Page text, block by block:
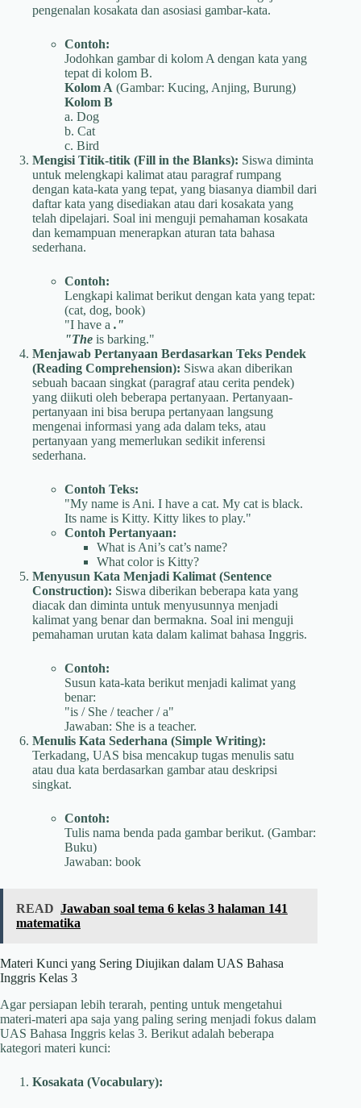
pengenalan kosakata dan asosiasi gambar-kata.
Contoh:
Jodohkan gambar di kolom A dengan kata yang
tepat di kolom B.
Kolom A (Gambar: Kucing, Anjing, Burung)
Kolom B
a. Dog
b. Cat
c. Bird
Mengisi Titik-titik (Fill in the Blanks): Siswa diminta
untuk melengkapi kalimat atau paragraf rumpang
dengan kata-kata yang tepat, yang biasanya diambil dari
daftar kata yang disediakan atau dari kosakata yang
telah dipelajari. Soal ini menguji pemahaman kosakata
dan kemampuan menerapkan aturan tata bahasa
sederhana.
Contoh:
Lengkapi kalimat berikut dengan kata yang tepat:
(cat, dog, book)
"I have a ."
"The is barking."
Menjawab Pertanyaan Berdasarkan Teks Pendek
(Reading Comprehension): Siswa akan diberikan
sebuah bacaan singkat (paragraf atau cerita pendek)
yang diikuti oleh beberapa pertanyaan. Pertanyaan-
pertanyaan ini bisa berupa pertanyaan langsung
mengenai informasi yang ada dalam teks, atau
pertanyaan yang memerlukan sedikit inferensi
sederhana.
Contoh Teks:
"My name is Ani. I have a cat. My cat is black.
Its name is Kitty. Kitty likes to play."
Contoh Pertanyaan:
What is Ani’s cat’s name?
What color is Kitty?
Menyusun Kata Menjadi Kalimat (Sentence
Construction): Siswa diberikan beberapa kata yang
diacak dan diminta untuk menyusunnya menjadi
kalimat yang benar dan bermakna. Soal ini menguji
pemahaman urutan kata dalam kalimat bahasa Inggris.
Contoh:
Susun kata-kata berikut menjadi kalimat yang
benar:
"is / She / teacher / a"
Jawaban: She is a teacher.
Menulis Kata Sederhana (Simple Writing):
Terkadang, UAS bisa mencakup tugas menulis satu
atau dua kata berdasarkan gambar atau deskripsi
singkat.
Contoh:
Tulis nama benda pada gambar berikut. (Gambar:
Buku)
Jawaban: book
READ Jawaban soal tema 6 kelas 3 halaman 141
matematika
Materi Kunci yang Sering Diujikan dalam UAS Bahasa
Inggris Kelas 3
Agar persiapan lebih terarah, penting untuk mengetahui
materi-materi apa saja yang paling sering menjadi fokus dalam
UAS Bahasa Inggris kelas 3. Berikut adalah beberapa
kategori materi kunci:
Kosakata (Vocabulary):